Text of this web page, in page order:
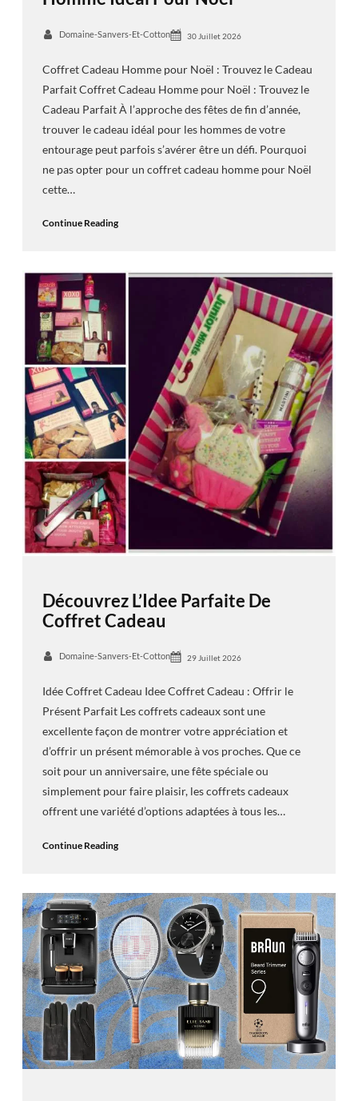
Domaine-Sanvers-Et-Cotton 30 Juillet 2026
Coffret Cadeau Homme pour Noël : Trouvez le Cadeau
Parfait Coffret Cadeau Homme pour Noël : Trouvez le
Cadeau Parfait À l’approche des fêtes de fin d’année,
trouver le cadeau idéal pour les hommes de votre
entourage peut parfois s’avérer être un défi. Pourquoi
ne pas opter pour un coffret cadeau homme pour Noël
cette…
Continue Reading
Découvrez L’Idee Parfaite De
Coffret Cadeau
Domaine-Sanvers-Et-Cotton 29 Juillet 2026
Idée Coffret Cadeau Idee Coffret Cadeau : Offrir le
Présent Parfait Les coffrets cadeaux sont une
excellente façon de montrer votre appréciation et
d’offrir un présent mémorable à vos proches. Que ce
soit pour un anniversaire, une fête spéciale ou
simplement pour faire plaisir, les coffrets cadeaux
offrent une variété d’options adaptées à tous les…
Continue Reading